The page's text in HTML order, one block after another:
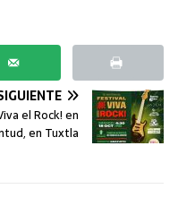
el Rock! en
en Tuxtla